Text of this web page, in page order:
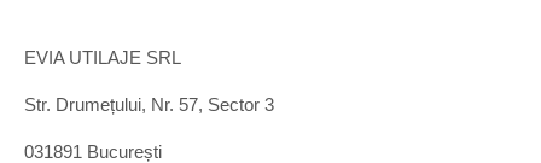
EVIA UTILAJE SRL
Str. Drumețului, Nr. 57, Sector 3
031891 București